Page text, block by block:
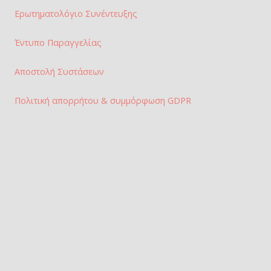
Ερωτηματολόγιο Συνέντευξης
Έντυπο Παραγγελίας
Αποστολή Συστάσεων
Πολιτική απορρήτου & συμμόρφωση GDPR